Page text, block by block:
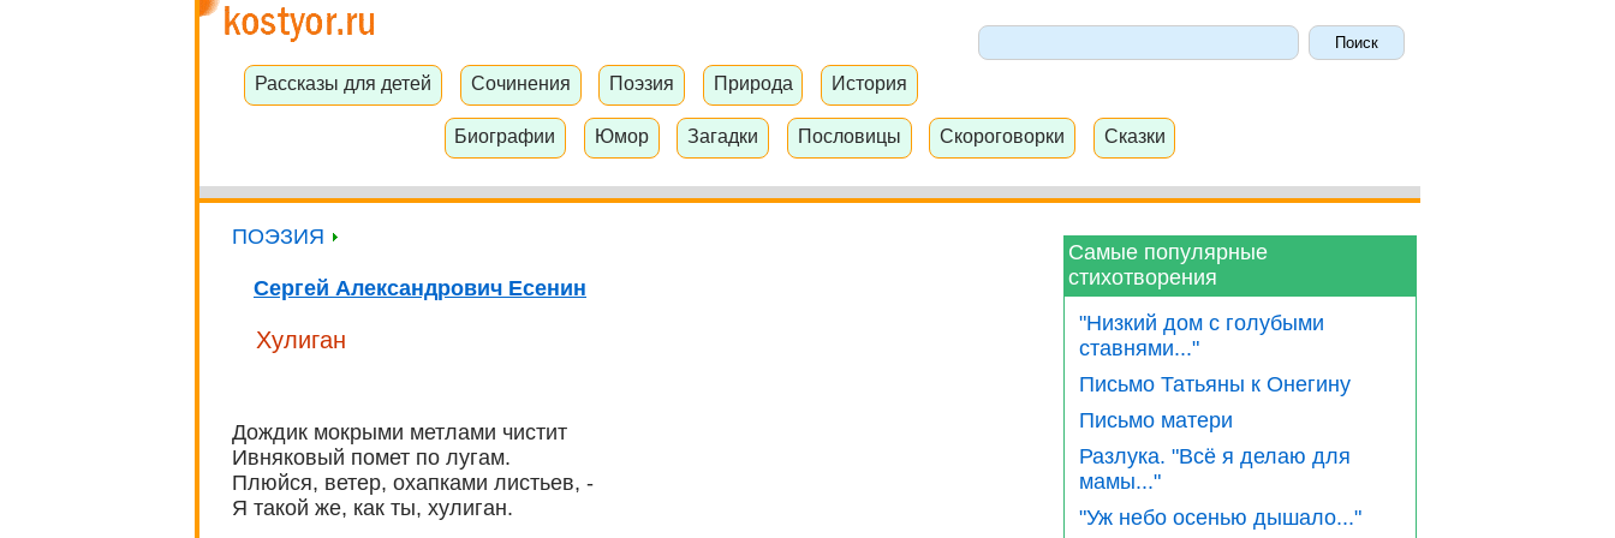
Рассказы для детей Сочинения Поэзия Природа История
Биографии Юмор Загадки Пословицы Скороговорки Сказки
ПОЭЗИЯ
Сергей Александрович Есенин
Хулиган
Дождик мокрыми метлами чистит
Ивняковый помет по лугам.
Плюйся, ветер, охапками листьев, -
Я такой же, как ты, хулиган.
Самые популярные
стихотворения
"Низкий дом с голубыми
ставнями..."
Письмо Татьяны к Онегину
Письмо матери
Разлука. "Всё я делаю для
мамы..."
"Уж небо осенью дышало..."